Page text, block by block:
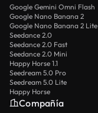
Google Gemini Omni Flash
Google Nano Banana 2
Google Nano Banana 2 Lite
Seedance 2.0
Seedance 2.0 Fast
Seedance 2.0 Mini
Happy Horse 1.1
Seedream 5.0 Pro
Seedream 5.0 Lite
Happy Horse
Compañía